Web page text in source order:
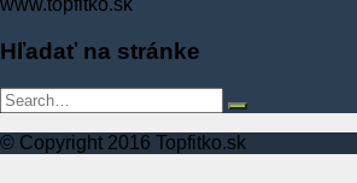
www.topfitko.sk
Hľadať na stránke
© Copyright 2016 Topfitko.sk